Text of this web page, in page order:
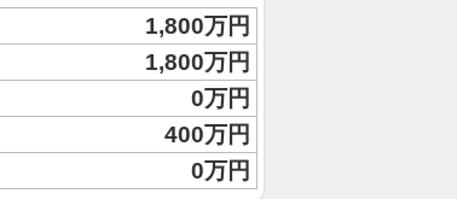
1,800万円
1,800万円
0万円
400万円
0万円